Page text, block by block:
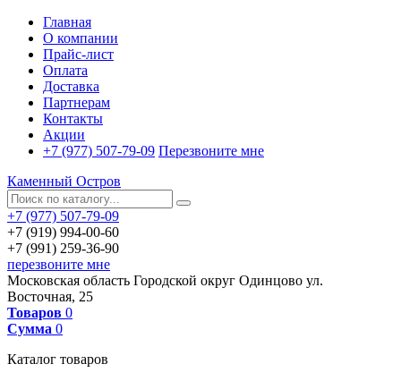
Главная
О компании
Прайс-лист
Оплата
Доставка
Партнерам
Контакты
Акции
+7 (977) 507-79-09 Перезвоните мне
Каменный Остров
+7 (977) 507-79-09
+7 (919) 994-00-60
+7 (991) 259-36-90
перезвоните мне
Московская область Городской округ Одинцово ул.
Восточная, 25
Товаров 0
Сумма 0
Каталог товаров